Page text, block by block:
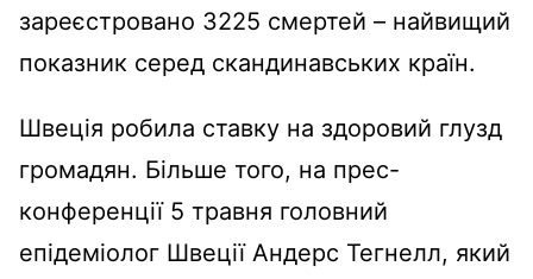
зареєстровано 3225 смертей – найвищий
показник серед скандинавських країн.
Швеція робила ставку на здоровий глузд
громадян. Більше того, на прес-
конференції 5 травня головний
епідеміолог Швеції Андерс Тегнелл, який